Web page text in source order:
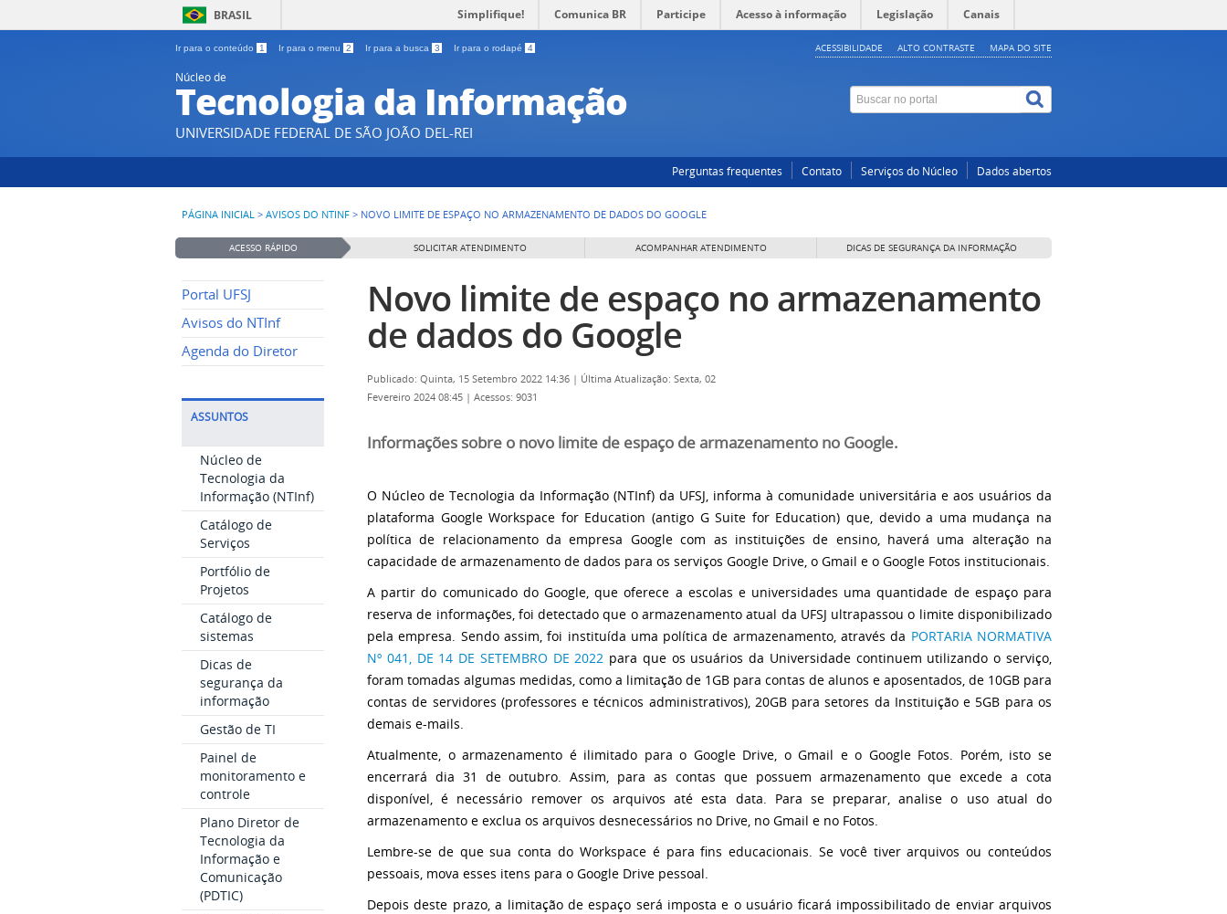
BRASIL Simplifique! Comunica BR Participe Acesso à informação Legislação Canais
Ir para o conteúdo 1 Ir para o menu 2 Ir para a busca 3 Ir para o rodapé 4 ACESSIBILIDADE ALTO CONTRASTE MAPA DO SITE
Núcleo de
Tecnologia da Informação
UNIVERSIDADE FEDERAL DE SÃO JOÃO DEL-REI
Perguntas frequentes Contato Serviços do Núcleo Dados abertos
PÁGINA INICIAL > AVISOS DO NTINF > NOVO LIMITE DE ESPAÇO NO ARMAZENAMENTO DE DADOS DO GOOGLE
ACESSO RÁPIDO SOLICITAR ATENDIMENTO ACOMPANHAR ATENDIMENTO DICAS DE SEGURANÇA DA INFORMAÇÃO
Portal UFSJ
Avisos do NTInf
Agenda do Diretor
ASSUNTOS
Núcleo de
Tecnologia da
Informação (NTInf)
Catálogo de
Serviços
Portfólio de
Projetos
Catálogo de
sistemas
Dicas de
segurança da
informação
Gestão de TI
Painel de
monitoramento e
controle
Plano Diretor de
Tecnologia da
Informação e
Comunicação
(PDTIC)
Novo limite de espaço no armazenamento
de dados do Google
Publicado: Quinta, 15 Setembro 2022 14:36 | Última Atualização: Sexta, 02
Fevereiro 2024 08:45 | Acessos: 9031
Informações sobre o novo limite de espaço de armazenamento no Google.
O Núcleo de Tecnologia da Informação (NTInf) da UFSJ, informa à comunidade universitária e aos usuários da
plataforma Google Workspace for Education (antigo G Suite for Education) que, devido a uma mudança na
política de relacionamento da empresa Google com as instituições de ensino, haverá uma alteração na
capacidade de armazenamento de dados para os serviços Google Drive, o Gmail e o Google Fotos institucionais.
A partir do comunicado do Google, que oferece a escolas e universidades uma quantidade de espaço para
reserva de informações, foi detectado que o armazenamento atual da UFSJ ultrapassou o limite disponibilizado
pela empresa. Sendo assim, foi instituída uma política de armazenamento, através da PORTARIA NORMATIVA
Nº 041, DE 14 DE SETEMBRO DE 2022 para que os usuários da Universidade continuem utilizando o serviço,
foram tomadas algumas medidas, como a limitação de 1GB para contas de alunos e aposentados, de 10GB para
contas de servidores (professores e técnicos administrativos), 20GB para setores da Instituição e 5GB para os
demais e-mails.
Atualmente, o armazenamento é ilimitado para o Google Drive, o Gmail e o Google Fotos. Porém, isto se
encerrará dia 31 de outubro. Assim, para as contas que possuem armazenamento que excede a cota
disponível, é necessário remover os arquivos até esta data. Para se preparar, analise o uso atual do
armazenamento e exclua os arquivos desnecessários no Drive, no Gmail e no Fotos.
Lembre-se de que sua conta do Workspace é para fins educacionais. Se você tiver arquivos ou conteúdos
pessoais, mova esses itens para o Google Drive pessoal.
Depois deste prazo, a limitação de espaço será imposta e o usuário ficará impossibilitado de enviar arquivos